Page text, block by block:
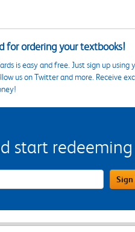
for ordering your textbooks!
is easy and free. Just sign up
us on Twitter and more. Receive
start
Field Sign